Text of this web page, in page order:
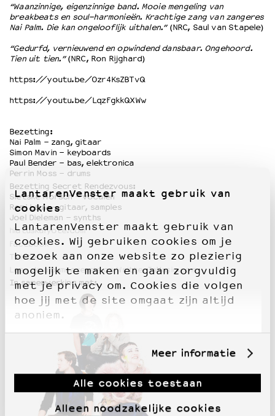
LantarenVenster maakt gebruik van
cookies
LantarenVenster maakt gebruik van
cookies. Wij gebruiken cookies om je
bezoek aan onze website zo plezierig
mogelijk te maken en gaan zorgvuldig
met je privacy om. Cookies die volgen
hoe jij met de site omgaat zijn altijd
anoniem.
Meer informatie
Alle cookies toestaan
Alleen noodzakelijke cookies
Ruimte voor artistieke vrijheid – VNPF
“Waanzinnige, eigenzinnige band. Mooie mengeling van
breakbeats en soul-harmonieën. Krachtige zang van zangeres
Nai Palm. Die kan ongelooflijk uithalen.”(NRC, Saul van Stapele)
“Gedurfd, vernieuwend en opwindend dansbaar. Ongehoord.
Tien uit tien.”(NRC, Ron Rijghard)
https://youtu.be/Ozr4KsZBTvQ
https://youtu.be/LqzFgkkQXWw
Bezetting:
Nai Palm - zang, gitaar
Simon Mavin - keyboards
Paul Bender - bas, elektronica
Perrin Moss - drums
Bezetting Secret Rendezvous:
Sietske Morsch - vocalen
Remi Lauw - gitaar, samples
Joel Dieleman - synths
hiatuskaiyote.com
Facebook
Twitter
Lees de albumrecensie op WrittenInMusic.com
In samenwerking met: